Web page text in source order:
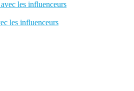
les influenceurs